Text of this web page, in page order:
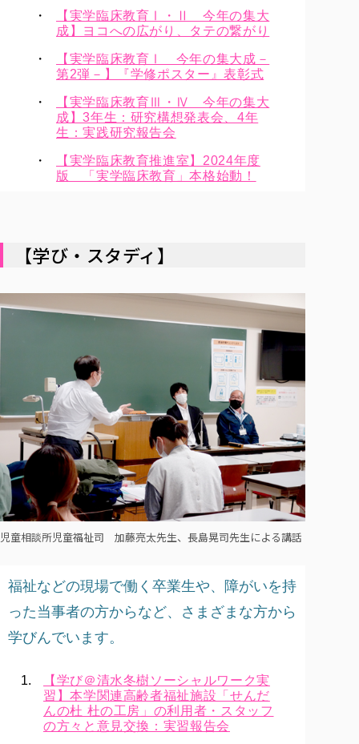
【実学臨床教育Ⅰ・Ⅱ 今年の集大
成】ヨコへの広がり、タテの繋がり
【実学臨床教育Ⅰ 今年の集大成－
第2弾－】『学修ポスター』表彰式
【実学臨床教育Ⅲ・Ⅳ 今年の集大
成】3年生：研究構想発表会、4年
生：実践研究報告会
【実学臨床教育推進室】2024年度
版 「実学臨床教育」本格始動！
【学び・スタディ】
児童相談所児童福祉司 加藤亮太先生、長島晃司先生による講話
福祉などの現場で働く卒業生や、障がいを持
った当事者の方からなど、さまざまな方から
学びんでいます。
【学び＠清水冬樹ソーシャルワーク実
習】本学関連高齢者福祉施設「せんだ
んの杜 杜の工房」の利用者・スタッフ
の方々と意見交換：実習報告会